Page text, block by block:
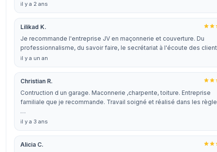
il y a 2 ans
Lilikad K.
Je recommande l'entreprise JV en maçonnerie et couverture. Du
professionnalisme, du savoir faire, le secrétariat à l'écoute des
il y a un an
Christian R.
Contruction d un garage. Maconnerie ,charpente, toiture. Entreprise
familiale que je recommande. Travail soigné et réalisé dans les
…
il y a 3 ans
Alicia C.